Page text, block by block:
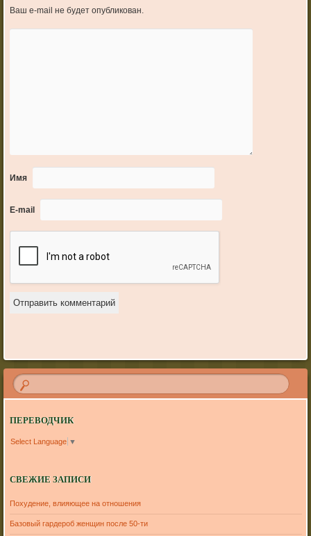
Ваш e-mail не будет опубликован.
Имя
E-mail
ПЕРЕВОДЧИК
Select Language ▼
СВЕЖИЕ ЗАПИСИ
Похудение, влияющее на отношения
Базовый гардероб женщин после 50-ти